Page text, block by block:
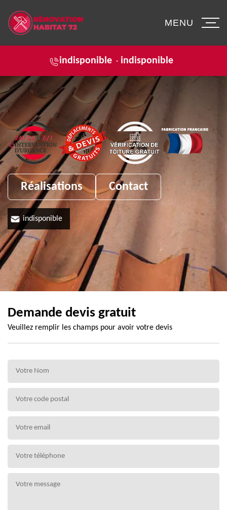
indisponible - indisponible
MENU
Réalisations Contact
indisponible
Demande devis gratuit
Veuillez remplir les champs pour avoir votre devis